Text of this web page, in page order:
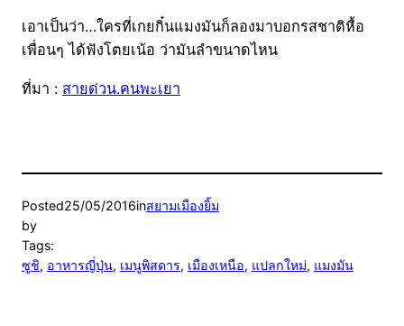
เอาเป็นว่า…ใครที่เกยกิ๋นแมงมันก็ลองมาบอกรสชาติหื้อ
เพื่อนๆ ได้ฟังโตยเน้อ ว่ามันลำขนาดไหน
ที่มา : สายด่วน.คนพะเยา
Posted25/05/2016inสยามเมืองยิ้ม
by
Tags:
ซูชิ, อาหารญี่ปุ่น, เมนูพิสดาร, เมืองเหนือ, แปลกใหม่, แมงมัน